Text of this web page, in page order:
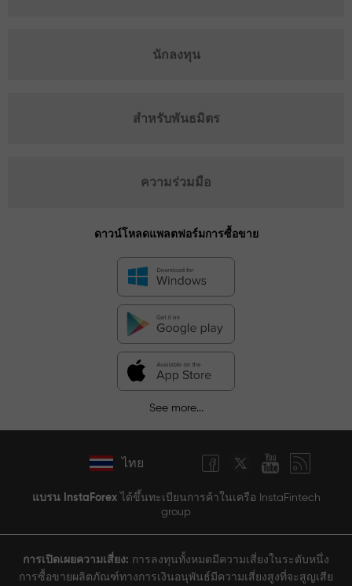
นักลงทุน
สำหรับพันธมิตร
ความร่วมมือ
ดาวน์โหลดแพลตฟอร์มการซื้อขาย
See more...
ไทย
แบรน InstaForexได้ขึ้นทะเบียนการค้าในเครือ InstaFintech
group
การเปิดเผยความเสี่ยง: การลงทุนทั้งหมดมีความเสี่ยงในระดับหนึ่ง
การซื้อขายผลิตภัณฑ์ทางการเงินอนุพันธ์มีความเสี่ยงสูงที่จะสูญเสีย